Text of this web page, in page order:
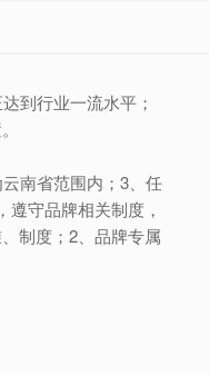
到行业一流水平；
南省范围内；3、任
守品牌相关制度，
制度；2、品牌专属